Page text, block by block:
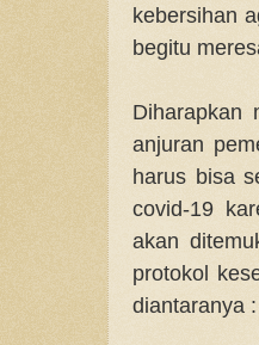
kebersihan
begitu
Diharapkan
anjuran
harus bisa
covid-19
akan
protokol
diantaranya :